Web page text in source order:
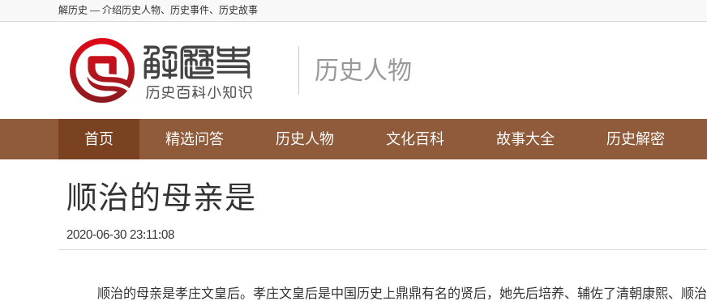
解历史 — 介绍历史人物、历史事件、历史故事
历史人物
首页 精选问答 历史人物 文化百科 故事大全 历史解密
顺治的母亲是
2020-06-30 23:11:08
顺治的母亲是孝庄文皇后。孝庄文皇后是中国历史上鼎鼎有名的贤后，她先后培养、辅佐了清朝康熙、顺治